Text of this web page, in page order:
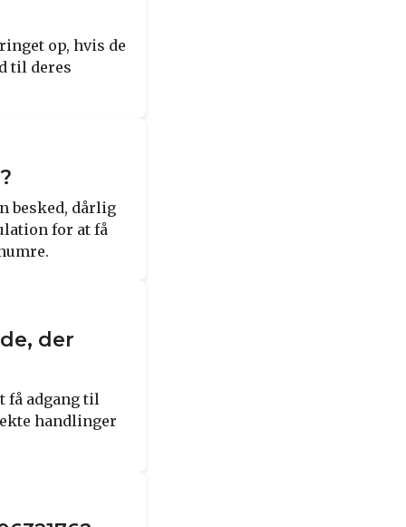
op, hvis de
til deres
besked, dårlig
for at få
der
få adgang til
handlinger